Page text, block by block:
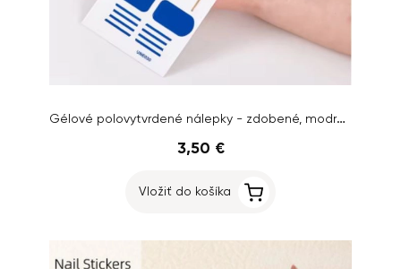
Gélové polovytvrdené nálepky - zdobené, modro-biele
3,50 €
Vložiť do košíka